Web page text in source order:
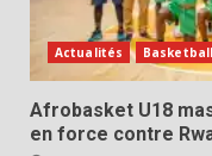
Actualités Basketball
Afrobasket U18
en force contre